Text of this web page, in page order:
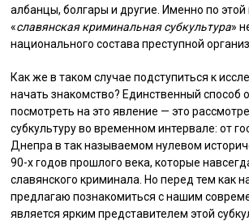
албанцы, болгары и другие. Именно по
«славянская криминальная субкультура»
национального состава преступной
Как же в таком случае подступиться к
начать знакомство? Единственный способ
посмотреть на это явление — это
субкультуру во временном интервале: от
Днепра в так называемом нулевом
90-х годов прошлого века, которые
славянского криминала. Но перед тем как
предлагаю познакомиться с нашим
является ярким представителем этой